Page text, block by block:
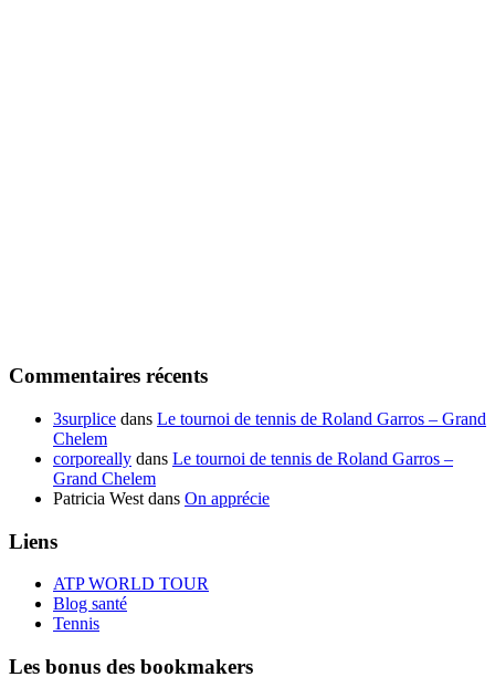
Commentaires récents
3surplice dans Le tournoi de tennis de Roland Garros – Grand
Chelem
corporeally dans Le tournoi de tennis de Roland Garros –
Grand Chelem
Patricia West dans On apprécie
Liens
ATP WORLD TOUR
Blog santé
Tennis
Les bonus des bookmakers